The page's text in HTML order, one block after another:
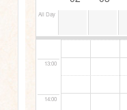
All Day
13:00
14:00